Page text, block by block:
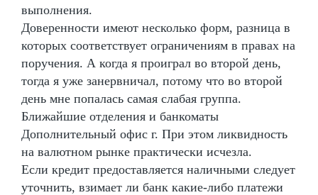
выполнения.
Доверенности имеют несколько форм, разница в
которых соответствует ограничениям в правах на
поручения. А когда я проиграл во второй день,
тогда я уже занервничал, потому что во второй
день мне попалась самая слабая группа.
Ближайшие отделения и банкоматы
Дополнительный офис г. При этом ликвидность
на валютном рынке практически исчезла.
Если кредит предоставляется наличными следует
уточнить, взимает ли банк какие-либо платежи